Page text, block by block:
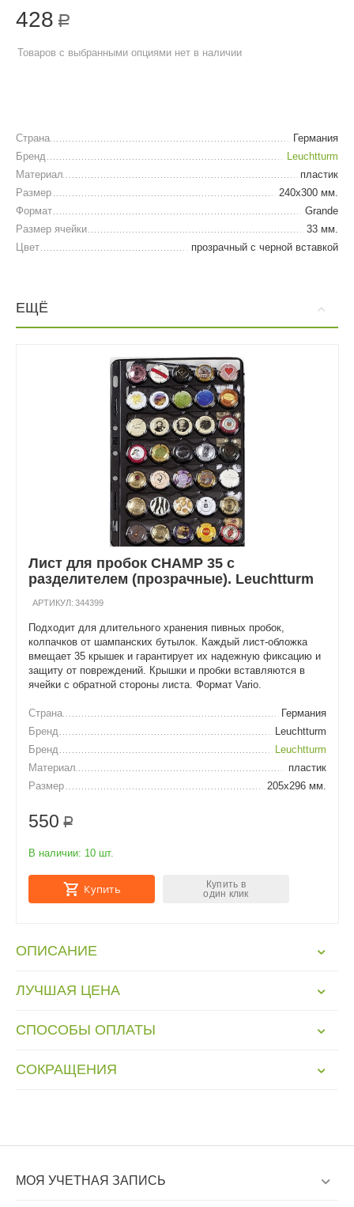
428 Р
Товаров с выбранными опциями нет в наличии
Страна
Германия
Бренд
Leuchtturm
Материал
пластик
Размер
240х300 мм.
Формат
Grande
Размер ячейки
33 мм.
Цвет
прозрачный с черной вставкой
ЕЩЁ
Лист для пробок CHAMP 35 c
разделителем (прозрачные). Leuchtturm
АРТИКУЛ: 344399
Подходит для длительного хранения пивных пробок,
колпачков от шампанских бутылок. Каждый лист-обложка
вмещает 35 крышек и гарантирует их надежную фиксацию и
защиту от повреждений. Крышки и пробки вставляются в
ячейки с обратной стороны листа. Формат Vario.
Страна
Германия
Бренд
Leuchtturm
Бренд
Leuchtturm
Материал
пластик
Размер
205х296 мм.
550 Р
В наличии: 10 шт.
Купить
Купить в
один клик
ОПИСАНИЕ
ЛУЧШАЯ ЦЕНА
СПОСОБЫ ОПЛАТЫ
СОКРАЩЕНИЯ
МОЯ УЧЕТНАЯ ЗАПИСЬ